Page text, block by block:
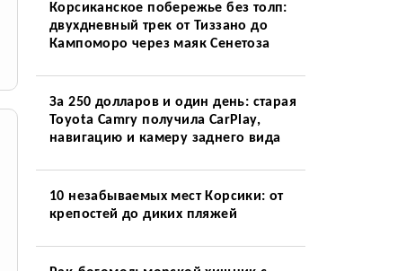
Корсиканское побережье без толп:
двухдневный трек от Тиззано до
Кампоморо через маяк Сенетоза
За 250 долларов и один день: старая
Toyota Camry получила CarPlay,
навигацию и камеру заднего вида
10 незабываемых мест Корсики: от
крепостей до диких пляжей